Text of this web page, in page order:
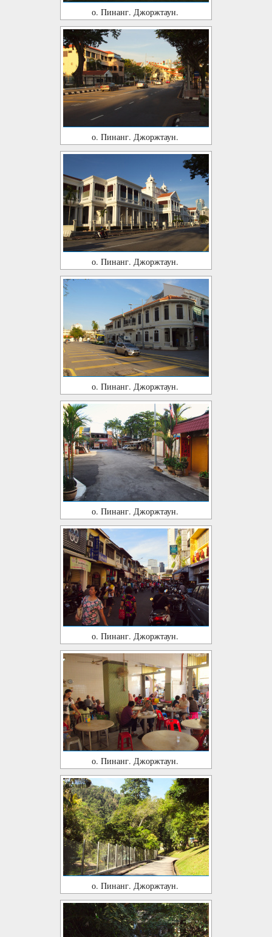
о. Пинанг. Джоржтаун.
о. Пинанг. Джоржтаун.
о. Пинанг. Джоржтаун.
о. Пинанг. Джоржтаун.
о. Пинанг. Джоржтаун.
о. Пинанг. Джоржтаун.
о. Пинанг. Джоржтаун.
о. Пинанг. Джоржтаун.